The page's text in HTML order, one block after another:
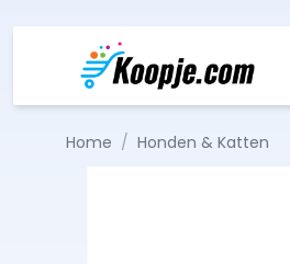
Home / Honden & Katten